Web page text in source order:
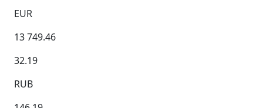
EUR
13 749.46
32.19
RUB